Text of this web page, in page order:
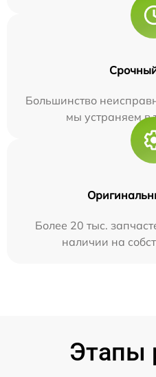
Большинство
мы устраняем в
Более 20 тыс.
наличии на
Этапы